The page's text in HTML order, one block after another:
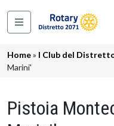
Navigazione
Briciole di pane
Home I Club del
Marini'
Pistoia